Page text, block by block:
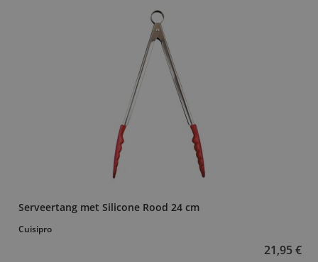
Serveertang met Silicone Rood 24 cm
Cuisipro
21,95 €